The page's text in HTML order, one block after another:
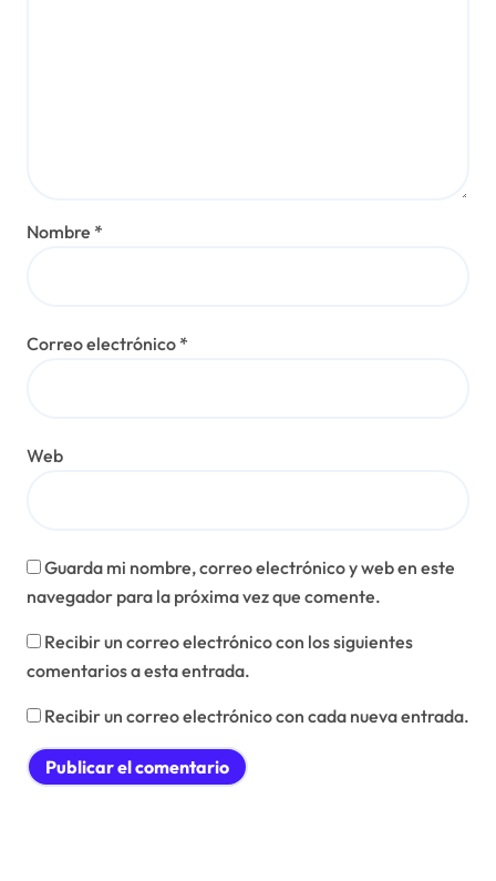
Nombre *
Correo electrónico *
Web
Guarda mi nombre, correo electrónico y web en este
navegador para la próxima vez que comente.
Recibir un correo electrónico con los siguientes
comentarios a esta entrada.
Recibir un correo electrónico con cada nueva entrada.